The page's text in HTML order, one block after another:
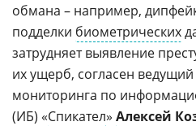
обмана – например,
подделки биометрических
затрудняет выявление
их ущерб, согласен ведущий
мониторинга по
(ИБ) «Спикател» Алексей